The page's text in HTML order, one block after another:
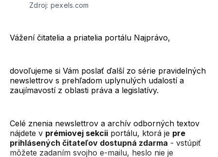
Zdroj: pexels.com
Vážení čitatelia a priatelia portálu Najprávo,
dovoľujeme si Vám poslať ďalší zo série pravidelných
newslettrov s prehľadom uplynulých udalostí a
zaujímavostí z oblasti práva a legislatívy.
Celé znenia newslettrov a archív odborných textov
nájdete v prémiovej sekcii portálu, ktorá je pre
prihlásených čitateľov dostupná zdarma - vstúpiť
môžete zadaním svojho e-mailu, heslo nie je